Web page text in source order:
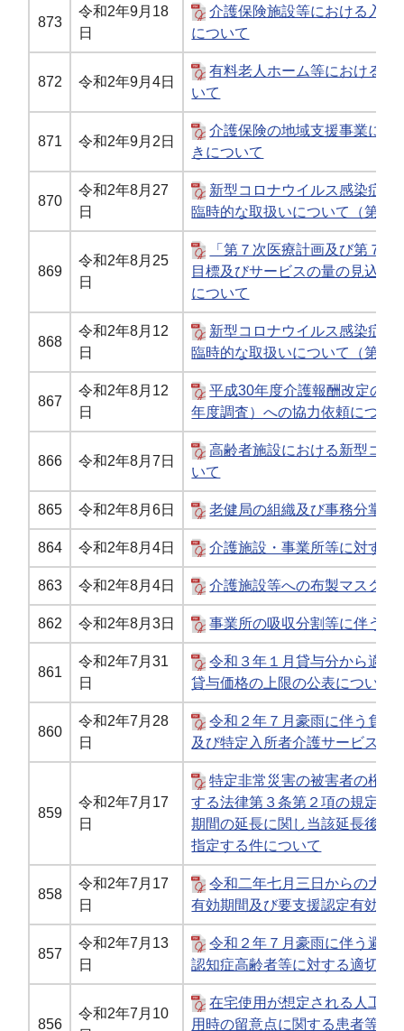
873
令和2年9月18
日
介護保険施設等における入
について
872 令和2年9月4日
有料老人ホーム等における
いて
871 令和2年9月2日
介護保険の地域支援事業に
きについて
870
令和2年8月27
日
新型コロナウイルス感染症
臨時的な取扱いについて（第15
869
令和2年8月25
日
「第７次医療計画及び第７
目標及びサービスの量の見込み
について
868
令和2年8月12
日
新型コロナウイルス感染症
臨時的な取扱いについて（第14
867
令和2年8月12
日
平成30年度介護報酬改定の
年度調査）への協力依頼につい
866 令和2年8月7日
高齢者施設における新型コ
いて
865 令和2年8月6日 老健局の組織及び事務分掌の
864 令和2年8月4日 介護施設・事業所等に対す
863 令和2年8月4日 介護施設等への布製マスクの
862 令和2年8月3日 事業所の吸収分割等に伴う事
861
令和2年7月31
日
令和３年１月貸与分から適
貸与価格の上限の公表について
860
令和2年7月28
日
令和２年７月豪雨に伴う負
及び特定入所者介護サービス費
859
令和2年7月17
日
特定非常災害の被害者の権
する法律第３条第２項の規定に
期間の延長に関し当該延長後の
指定する件について
858
令和2年7月17
日
令和二年七月三日からの大雨
有効期間及び要支援認定有効期
857
令和2年7月13
日
令和２年７月豪雨に伴う避
認知症高齢者等に対する適切な
856
令和2年7月10
在宅使用が想定される人工
用時の留意点に関する患者等向